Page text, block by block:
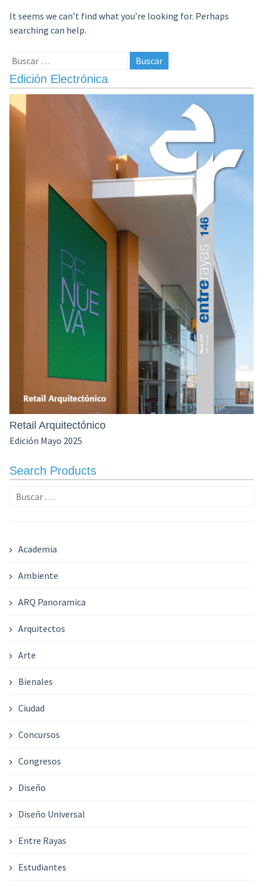
It seems we can’t find what you’re looking for. Perhaps
searching can help.
Buscar:
Edición Electrónica
Retail Arquitectónico
Edición Mayo 2025
Search Products
Buscar:
Academia
Ambiente
ARQ Panoramica
Arquitectos
Arte
Bienales
Ciudad
Concursos
Congresos
Diseño
Diseño Universal
Entre Rayas
Estudiantes